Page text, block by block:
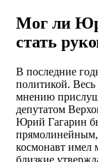
Мог ли
стать
В последние
политикой.
мнению
депутатом
Юрий Гагарин
прямолинейным,
космонавт имел
близкие